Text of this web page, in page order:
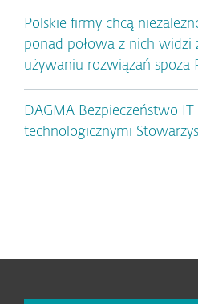
Polskie firmy chcą
ponad połowa z nich widzi
używaniu rozwiązań spoza
DAGMA Bezpieczeństwo
technologicznymi